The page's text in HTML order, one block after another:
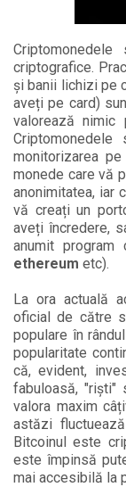
criptografice.
și banii lichizi pe
aveți pe card)
valorează nimic
monitorizarea
monede care vă
anonimitatea, iar
vă creați un
aveți încredere,
anumit program
ethereum etc).
La ora actuală
oficial de către
populare în
popularitate
că, evident,
fabuloasă, "riști"
valora maxim
astăzi
Bitcoinul este
este împinsă
mai accesibilă la